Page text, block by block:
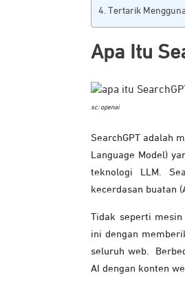
Tertarik
Apa Itu
sc: openai
SearchGPT adalah
Language Model)
teknologi LLM.
kecerdasan buatan
Tidak seperti
ini dengan
seluruh web.
AI dengan konten